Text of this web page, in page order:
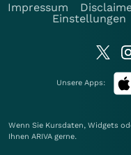
Impressum
Einstellungen
Unsere Apps:
Wenn Sie Kursdaten, Widgets
Ihnen ARIVA gerne.